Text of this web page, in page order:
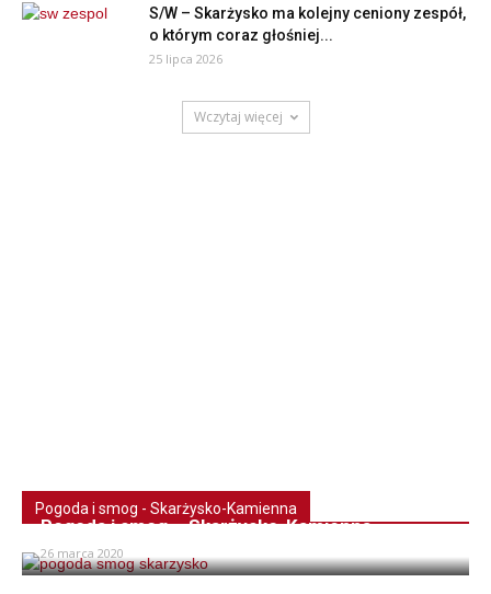
S/W – Skarżysko ma kolejny ceniony zespół,
o którym coraz głośniej...
25 lipca 2026
Wczytaj więcej
Pogoda i smog - Skarżysko-Kamienna
Pogoda i smog – Skarżysko-Kamienna
26 marca 2020